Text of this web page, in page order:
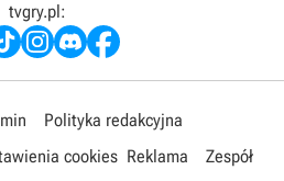
tvgry.pl:
Polityka redakcyjna
cookies Reklama
Zespół